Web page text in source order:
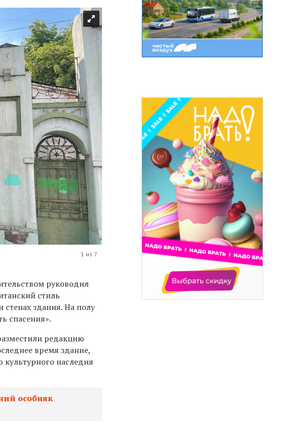
1 из 7
руководил
стиль
здания. На полу
спасения».
редакцию
время здание,
наследия
особняк